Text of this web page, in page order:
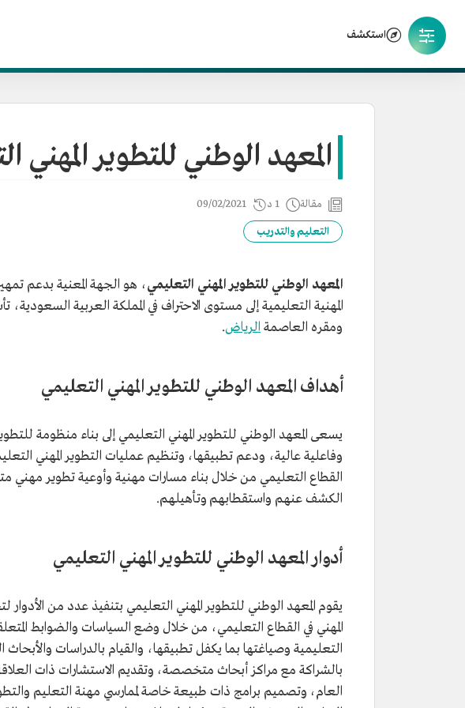
استكشف
المعهد الوطني للتطوير المهني
مقالة 1 د 09/02/2021
التعليم والتدريب
المعهد الوطني للتطوير المهني التعليمي، هو الجهة المعنية بدعم
المهنية التعليمية إلى مستوى الاحتراف في المملكة العربية السعودية،
ومقره العاصمة الرياض.
أهداف المعهد الوطني للتطوير المهني التعليمي
يسعى المعهد الوطني للتطوير المهني التعليمي إلى بناء منظومة
وفاعلية عالية، ودعم تطبيقها، وتنظيم عمليات التطوير المهني
القطاع التعليمي من خلال بناء مسارات مهنية وأوعية تطوير مهني
الكشف عنهم واستقطابهم وتأهيلهم.
أدوار المعهد الوطني للتطوير المهني التعليمي
يقوم المعهد الوطني للتطوير المهني التعليمي بتنفيذ عدد من
المهني في القطاع التعليمي، من خلال وضع السياسات والضوابط
التعليمية وصياغتها بما يكفل تطبيقها، والقيام بالدراسات والأبحاث
بالشراكة مع مراكز أبحاث متخصصة، وتقديم الاستشارات ذات العلاقة
العام، وتصميم برامج ذات طبيعة خاصة لممارسي مهنة التعليم